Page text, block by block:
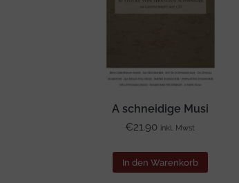
A schneidige Musi
€21.90 inkl. Mwst
In den Warenkorb